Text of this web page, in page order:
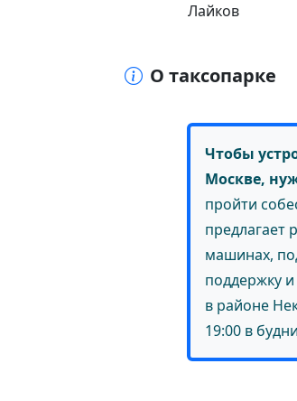
Лайков
О таксопарке
Чтобы
Москве,
пройти
предлагает
машинах,
поддержку
в районе
19:00 в